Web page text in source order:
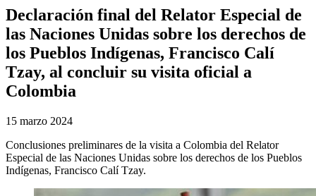
Declaración final del Relator Especial de
las Naciones Unidas sobre los derechos de
los Pueblos Indígenas, Francisco Calí
Tzay, al concluir su visita oficial a
Colombia
15 marzo 2024
Conclusiones preliminares de la visita a Colombia del Relator
Especial de las Naciones Unidas sobre los derechos de los Pueblos
Indígenas, Francisco Calí Tzay.